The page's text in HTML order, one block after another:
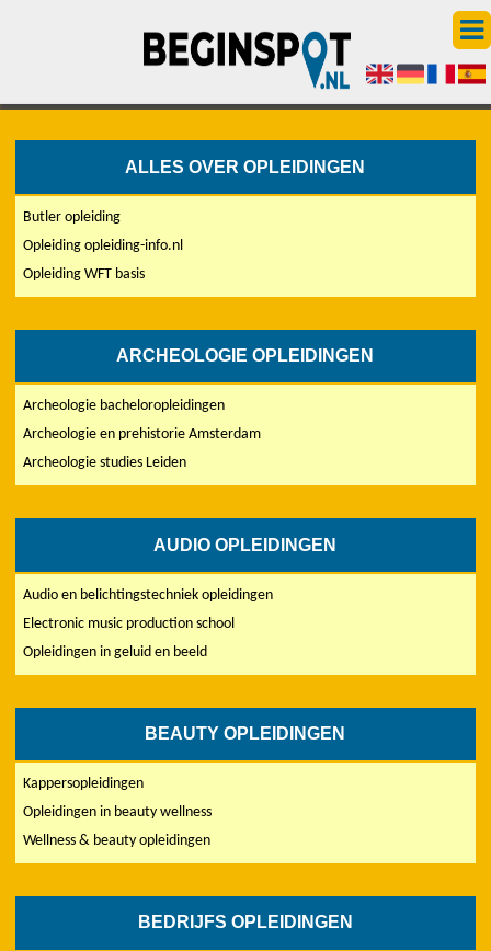
ALLES OVER OPLEIDINGEN
Butler opleiding
Opleiding opleiding-info.nl
Opleiding WFT basis
ARCHEOLOGIE OPLEIDINGEN
Archeologie bacheloropleidingen
Archeologie en prehistorie Amsterdam
Archeologie studies Leiden
AUDIO OPLEIDINGEN
Audio en belichtingstechniek opleidingen
Electronic music production school
Opleidingen in geluid en beeld
BEAUTY OPLEIDINGEN
Kappersopleidingen
Opleidingen in beauty wellness
Wellness & beauty opleidingen
BEDRIJFS OPLEIDINGEN